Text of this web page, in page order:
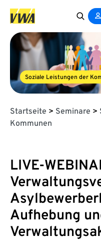
for:
Soziale Leistungen der
Startseite > Seminare >
Kommunen
LIVE-
Aufhebung